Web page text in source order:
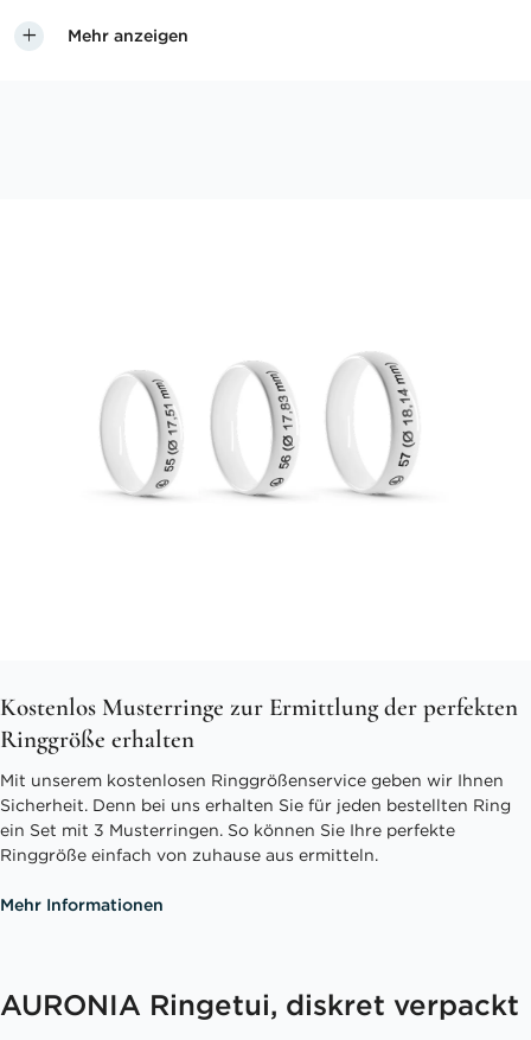
Mehr anzeigen
Kostenlos Musterringe zur Ermittlung der perfekten
Ringgröße erhalten
Mit unserem kostenlosen Ringgrößenservice geben wir Ihnen
Sicherheit. Denn bei uns erhalten Sie für jeden bestellten Ring
ein Set mit 3 Musterringen. So können Sie Ihre perfekte
Ringgröße einfach von zuhause aus ermitteln.
Mehr Informationen
AURONIA Ringetui, diskret verpackt